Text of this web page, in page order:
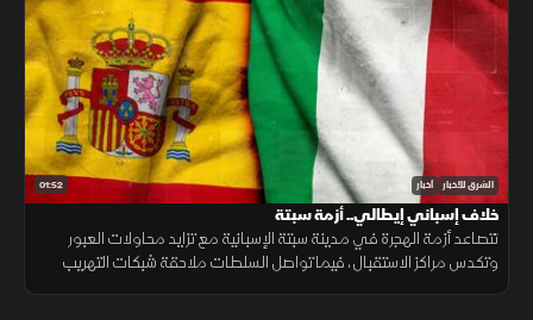
01:52 الشرق للأخبار أخبار
خلاف إسباني إيطالي.. أزمة سبتة
تتصاعد أزمة الهجرة في مدينة سبتة الإسبانية مع تزايد محاولات العبور
وتكدس مراكز الاستقبال، فيما تواصل السلطات ملاحقة شبكات التهريب